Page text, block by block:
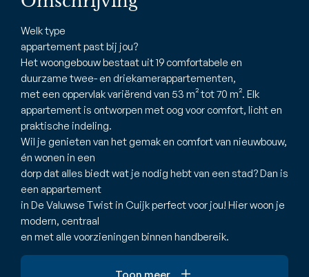
Welk type
appartement past bij jou?
Het woongebouw bestaat uit 19 comfortabele en
duurzame twee- en driekamerappartementen,
met een oppervlak variërend van 53 m² tot 70 m². Elk
appartement is ontworpen met oog voor comfort, licht en
praktische indeling.
Wil je genieten van het gemak en comfort van nieuwbouw,
én wonen in een
dorp dat alles biedt wat je nodig hebt van een stad? Dan is
een appartement
in De Valuwse Twist in Cuijk perfect voor jou! Hier woon je
modern, centraal
en met alle voorzieningen binnen handbereik.
Toon meer